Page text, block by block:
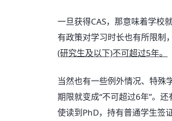
一旦获得CAS，那意味着学校
有政策对学习时长也有所限制，
(研究生及以下)不可超过5年。
当然也有一些例外情况、特殊
期限就变成“不可超过6年”。
使读到PhD，持有普通学生签